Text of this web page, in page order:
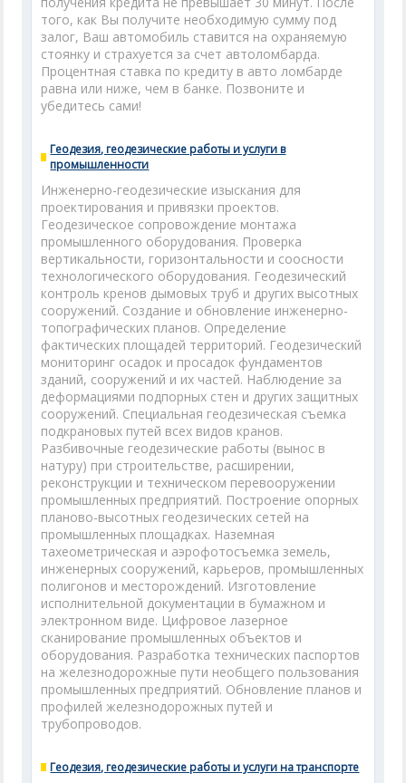
того, как Вы получите необходимую сумму под
залог, Ваш автомобиль ставится на охраняемую
стоянку и страхуется за счет автоломбарда.
Процентная ставка по кредиту в авто ломбарде
равна или ниже, чем в банке. Позвоните и
убедитесь сами!
Геодезия, геодезические работы и услуги в
промышленности
Инженерно-геодезические изыскания для
проектирования и привязки проектов.
Геодезическое сопровождение монтажа
промышленного оборудования. Проверка
вертикальности, горизонтальности и соосности
технологического оборудования. Геодезический
контроль кренов дымовых труб и других высотных
сооружений. Создание и обновление инженерно-
топографических планов. Определение
фактических площадей территорий. Геодезический
мониторинг осадок и просадок фундаментов
зданий, сооружений и их частей. Наблюдение за
деформациями подпорных стен и других защитных
сооружений. Специальная геодезическая съемка
подкрановых путей всех видов кранов.
Разбивочные геодезические работы (вынос в
натуру) при строительстве, расширении,
реконструкции и техническом перевооружении
промышленных предприятий. Построение опорных
планово-высотных геодезических сетей на
промышленных площадках. Наземная
тахеометрическая и аэрофотосъемка земель,
инженерных сооружений, карьеров, промышленных
полигонов и месторождений. Изготовление
исполнительной документации в бумажном и
электронном виде. Цифровое лазерное
сканирование промышленных объектов и
оборудования. Разработка технических паспортов
на железнодорожные пути необщего пользования
промышленных предприятий. Обновление планов и
профилей железнодорожных путей и
трубопроводов.
Геодезия, геодезические работы и услуги на транспорте